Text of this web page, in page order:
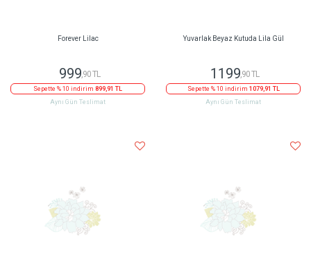
Forever Lilac
999,90 TL
Sepette % 10 indirim899,91 TL
Aynı Gün Teslimat
Yuvarlak Beyaz Kutuda Lila Gül
1199,90 TL
Sepette % 10 indirim1079,91 TL
Aynı Gün Teslimat